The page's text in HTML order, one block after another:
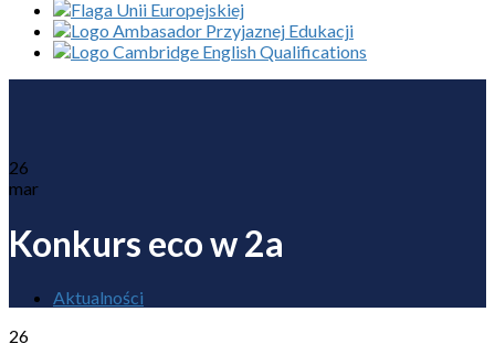
26
mar
Konkurs eco w 2a
Aktualności
26